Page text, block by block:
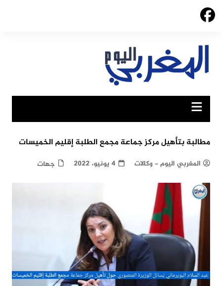
Skip
مطالبة بتأهيل مركز جماعة مجمع الطلبة إقليم الخميسات
المغربي اليوم - وكالات 4 يونيو، 2022 جهات